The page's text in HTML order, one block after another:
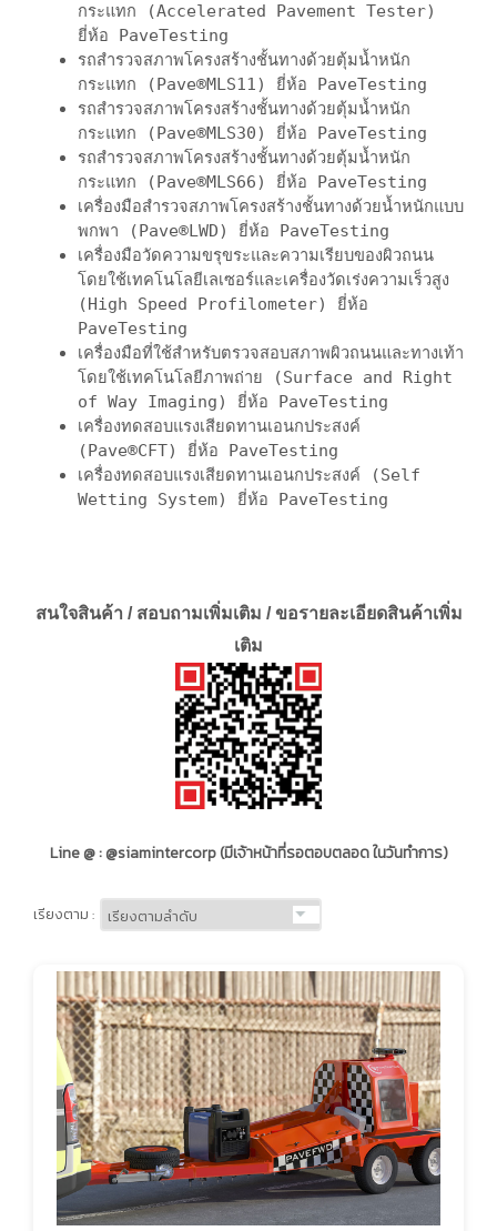
กระแทก (Accelerated Pavement Tester)
ยี่ห้อ PaveTesting
รถสำรวจสภาพโครงสร้างชั้นทางด้วยตุ้มน้ำหนัก
กระแทก (Pave®MLS11) ยี่ห้อ PaveTesting
รถสำรวจสภาพโครงสร้างชั้นทางด้วยตุ้มน้ำหนัก
กระแทก (Pave®MLS30) ยี่ห้อ PaveTesting
รถสำรวจสภาพโครงสร้างชั้นทางด้วยตุ้มน้ำหนัก
กระแทก (Pave®MLS66) ยี่ห้อ PaveTesting
เครื่องมือสำรวจสภาพโครงสร้างชั้นทางด้วยน้ำหนักแบบ
พกพา (Pave®LWD) ยี่ห้อ PaveTesting
เครื่องมือวัดความขรุขระและความเรียบของผิวถนน
โดยใช้เทคโนโลยีเลเซอร์และเครื่องวัดเร่งความเร็วสูง
(High Speed Profilometer) ยี่ห้อ
PaveTesting
เครื่องมือที่ใช้สำหรับตรวจสอบสภาพผิวถนนและทางเท้า
โดยใช้เทคโนโลยีภาพถ่าย (Surface and Right
of Way Imaging) ยี่ห้อ PaveTesting
เครื่องทดสอบแรงเสียดทานเอนกประสงค์
(Pave®CFT) ยี่ห้อ PaveTesting
เครื่องทดสอบแรงเสียดทานเอนกประสงค์ (Self
Wetting System) ยี่ห้อ PaveTesting
สนใจสินค้า / สอบถามเพิ่มเติม / ขอรายละเอียดสินค้าเพิ่ม
เติม
Line @ : @siamintercorp (มีเจ้าหน้าที่รอตอบตลอด ในวันทำการ)
เรียงตาม :